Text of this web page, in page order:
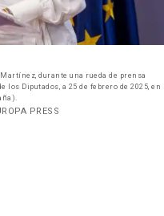
durante una rueda de prensa
los Diputados, a 25 de febrero de 2025, en
PRESS